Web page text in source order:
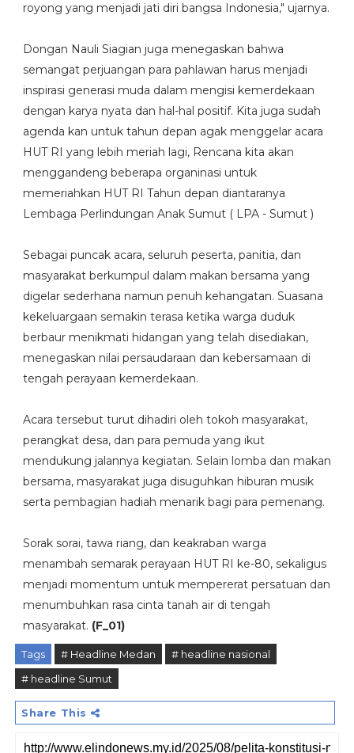
royong yang menjadi jati diri bangsa Indonesia," ujarnya.
‎Dongan Nauli Siagian juga menegaskan bahwa
semangat perjuangan para pahlawan harus menjadi
inspirasi generasi muda dalam mengisi kemerdekaan
dengan karya nyata dan hal-hal positif. Kita juga sudah
agenda kan untuk tahun depan agak menggelar acara
HUT RI yang lebih meriah lagi, Rencana kita akan
menggandeng beberapa organinasi untuk
memeriahkan HUT RI Tahun depan diantaranya
Lembaga Perlindungan Anak Sumut ( LPA - Sumut )
‎Sebagai puncak acara, seluruh peserta, panitia, dan
masyarakat berkumpul dalam makan bersama yang
digelar sederhana namun penuh kehangatan. Suasana
kekeluargaan semakin terasa ketika warga duduk
berbaur menikmati hidangan yang telah disediakan,
menegaskan nilai persaudaraan dan kebersamaan di
tengah perayaan kemerdekaan.
‎Acara tersebut turut dihadiri oleh tokoh masyarakat,
perangkat desa, dan para pemuda yang ikut
mendukung jalannya kegiatan. Selain lomba dan makan
bersama, masyarakat juga disuguhkan hiburan musik
serta pembagian hadiah menarik bagi para pemenang.
‎Sorak sorai, tawa riang, dan keakraban warga
menambah semarak perayaan HUT RI ke-80, sekaligus
menjadi momentum untuk mempererat persatuan dan
menumbuhkan rasa cinta tanah air di tengah
masyarakat. (F_01)
Tags # Headline Medan
# headline nasional
# headline Sumut
Share This